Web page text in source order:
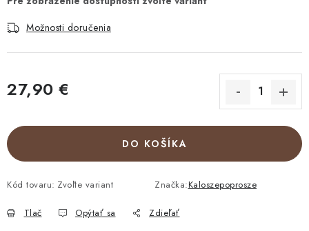
Možnosti doručenia
27,90 €
DO KOŠÍKA
Kód tovaru: Zvoľte variant Značka:Kaloszepoprosze
Tlač Opýtať sa Zdieľať